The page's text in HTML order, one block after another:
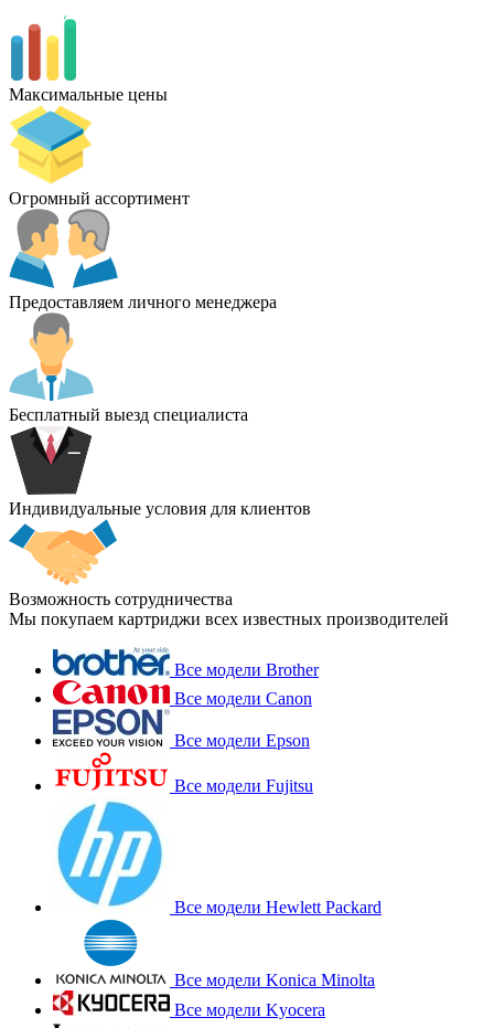
Максимальные цены
Огромный ассортимент
Предоставляем личного менеджера
Бесплатный выезд специалиста
Индивидуальные условия для клиентов
Возможность сотрудничества
Мы покупаем картриджи всех известных производителей
Все модели Brother
Все модели Canon
Все модели Epson
Все модели Fujitsu
Все модели Hewlett Packard
Все модели Konica Minolta
Все модели Kyocera